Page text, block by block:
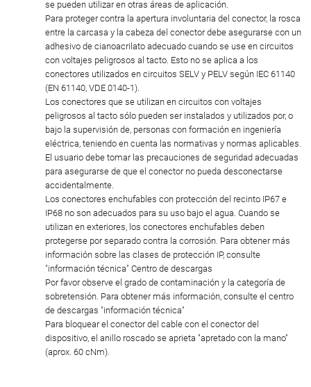
se pueden utilizar en otras áreas de aplicación.
Para proteger contra la apertura involuntaria del conector, la rosca
entre la carcasa y la cabeza del conector debe asegurarse con un
adhesivo de cianoacrilato adecuado cuando se use en circuitos
con voltajes peligrosos al tacto. Esto no se aplica a los
conectores utilizados en circuitos SELV y PELV según IEC 61140
(EN 61140, VDE 0140-1).
Los conectores que se utilizan en circuitos con voltajes
peligrosos al tacto sólo pueden ser instalados y utilizados por, o
bajo la supervisión de, personas con formación en ingeniería
eléctrica, teniendo en cuenta las normativas y normas aplicables.
El usuario debe tomar las precauciones de seguridad adecuadas
para asegurarse de que el conector no pueda desconectarse
accidentalmente.
Los conectores enchufables con protección del recinto IP67 e
IP68 no son adecuados para su uso bajo el agua. Cuando se
utilizan en exteriores, los conectores enchufables deben
protegerse por separado contra la corrosión. Para obtener más
información sobre las clases de protección IP, consulte
"información técnica" Centro de descargas
Por favor observe el grado de contaminación y la categoría de
sobretensión. Para obtener más información, consulte el centro
de descargas "información técnica"
Para bloquear el conector del cable con el conector del
dispositivo, el anillo roscado se aprieta "apretado con la mano"
(aprox. 60 cNm).